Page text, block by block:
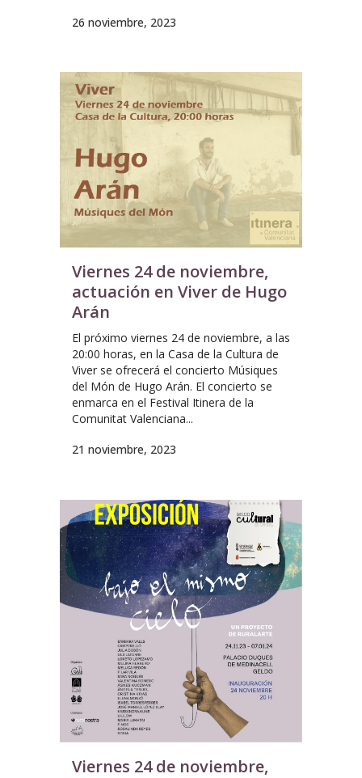
26 noviembre, 2023
Viernes 24 de noviembre,
actuación en Viver de Hugo
Arán
El próximo viernes 24 de noviembre, a las
20:00 horas, en la Casa de la Cultura de
Viver se ofrecerá el concierto Músiques
del Món de Hugo Arán. El concierto se
enmarca en el Festival Itinera de la
Comunitat Valenciana...
21 noviembre, 2023
Viernes 24 de noviembre,